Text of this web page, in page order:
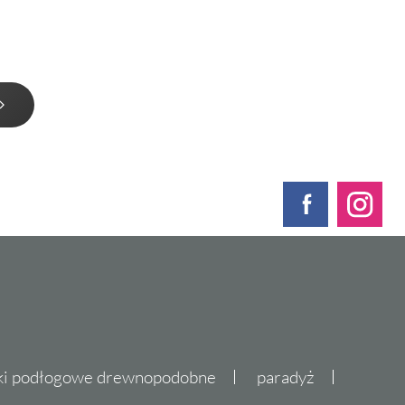
podłogowe drewnopodobne paradyż